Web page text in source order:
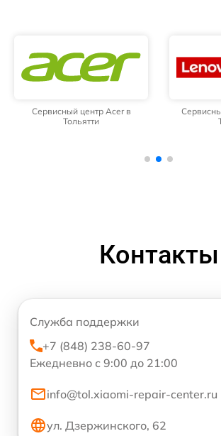
Сервисный центр Acer в
Тольятти
Контакты
Служба поддержки
+7 (848) 238-60-97
Ежедневно с 9:00 до 21:00
info@tol.xiaomi-repair-center.ru
ул. Дзержинского, 62